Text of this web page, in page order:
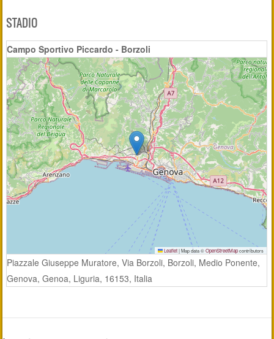
STADIO
Campo Sportivo Piccardo - Borzoli
Leaflet |Map data ©OpenStreetMapcontributors
Piazzale Giuseppe Muratore, Via Borzoli, Borzoli, Medio Ponente,
Genova, Genoa, Liguria, 16153, Italia